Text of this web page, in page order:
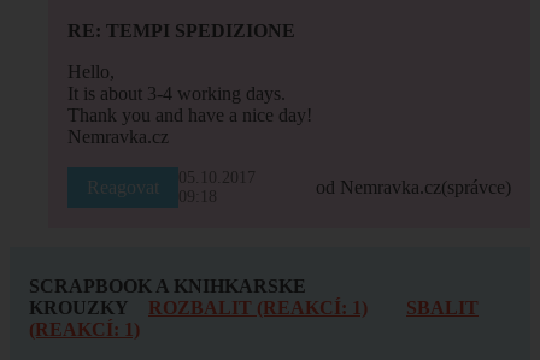
RE: TEMPI SPEDIZIONE
Hello,
It is about 3-4 working days.
Thank you and have a nice day!
Nemravka.cz
Reagovat
05.10.2017
09:18
od Nemravka.cz(správce)
SCRAPBOOK A KNIHKARSKE
KROUZKY
ROZBALIT (REAKCÍ: 1)
SBALIT
(REAKCÍ: 1)